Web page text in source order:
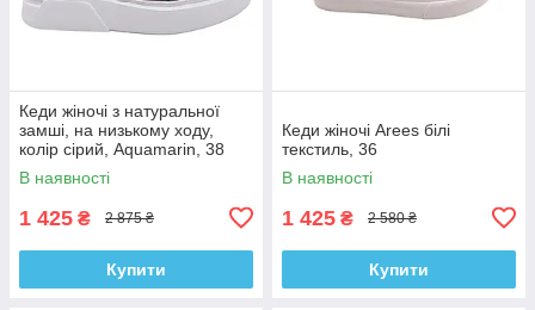
Кеди жіночі з натуральної
замші, на низькому ходу,
колір сірий, Aquamarin, 38
В наявності
1 425 ₴ 2 875 ₴
Купити
Кеди жіночі Arees білі
текстиль, 36
В наявності
1 425 ₴ 2 580 ₴
Купити